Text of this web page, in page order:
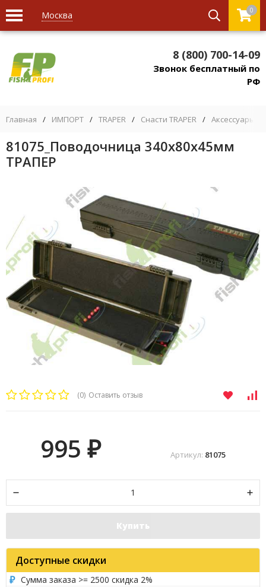
Москва 0
8 (800) 700-14-09
Звонок бесплатный по
РФ
Главная / ИМПОРТ / TRAPER / Снасти TRAPER / Аксессуары,
81075_Поводочница 340х80х45мм
ТРАПЕР
(0) Оставить отзыв
Артикул: 81075
995 ₽
Купить
Доступные скидки
Сумма заказа >= 2500 скидка 2%